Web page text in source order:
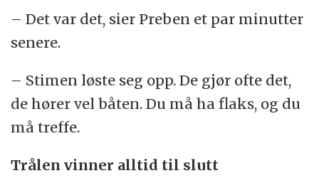
– Det var det, sier Preben et par minutter
senere.
– Stimen løste seg opp. De gjør ofte det,
de hører vel båten. Du må ha flaks, og du
må treffe.
Trålen vinner alltid til slutt